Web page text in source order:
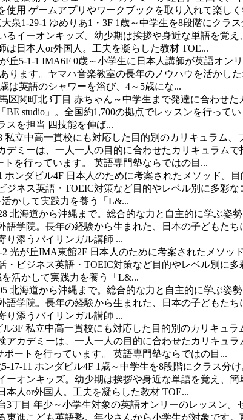
用 ゲームアプリやワークブックを取り入れて楽し
泉1-29-1 ゆめりあ1・3F 1歳～中学生を8段階にクラ
イーオンキッズ。幼少期は挨拶や身近な単語を覚
日本人or外国人。工夫を凝らした教材 TOE...
丘5-1-1 IMA6F 0歳～小学生に日本人講師が英語オン
ります。ヤマハ音楽教室の長年のノウハウを活かし
は英語のシャワーを浴び、4～5歳にな...
区関町北3丁目 赤ちゃん～中学生まで発達に合わせ
studio」。全国約1,700の拠点でレッスンを行っ
スを担当 四技能を伸ば...
私立中高一貫校にも対応した目的別のカリキュラム、
ミーは、一人一人の目的に合わせたカリキュラム
を行っています。 英語専門塾ならではの目...
ホンダビル4F 日本人のために考案されたメソッド。
ネス英語・TOEIC対策など目的やレベル別に多彩
かして実践力を養う「L&...
北海道から沖縄まで。総合的な力と自主的に学ぶ姿
語学院。長年の経験から生まれた、日本の子どもた
り添うバイリンガル講師 ...
光が丘IMA東館2F 日本人のために考案されたメソッ
・ビジネス英語・TOEIC対策など目的やレベル別に
活かして実践力を養う「L&...
北海道から沖縄まで。総合的な力と自主的に学ぶ姿
語学院。長年の経験から生まれた、日本の子どもた
り添うバイリンガル講師 ...
ル3F 私立中高一貫校にも対応した目的別のカリキュ
カデミーは、一人一人の目的に合わせたカリキュ
ートを行っています。 英語専門塾ならではの目...
17-11 ホンダビル4F 1歳～中学生を8段階にクラス分
オンキッズ。幼少期は挨拶や身近な単語を覚え、
人or外国人。工夫を凝らした教材 TOE...
3丁目 年少～小学生対象の英語オンリーのレッスン
進こども英語塾。年少さんから小学生が対象です